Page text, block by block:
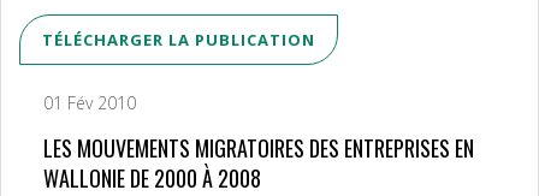
TÉLÉCHARGER LA PUBLICATION
01 Fév 2010
LES MOUVEMENTS MIGRATOIRES DES ENTREPRISES EN
WALLONIE DE 2000 À 2008